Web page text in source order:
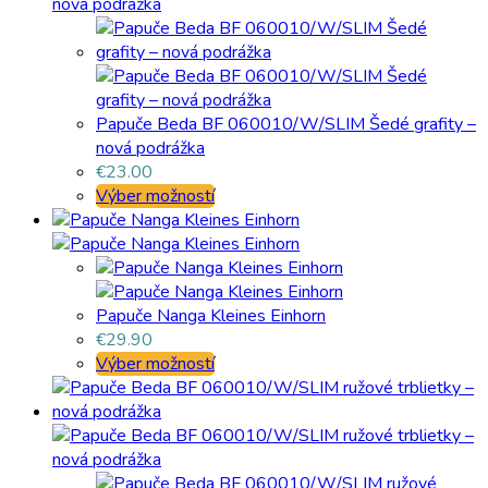
Papuče Beda BF 060010/W/SLIM Šedé grafity –
nová podrážka
€23.00
Výber možností
Papuče Nanga Kleines Einhorn
€29.90
Výber možností